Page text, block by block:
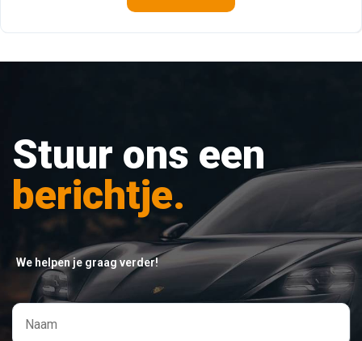
Stuur ons een
berichtje.
We helpen je graag verder!